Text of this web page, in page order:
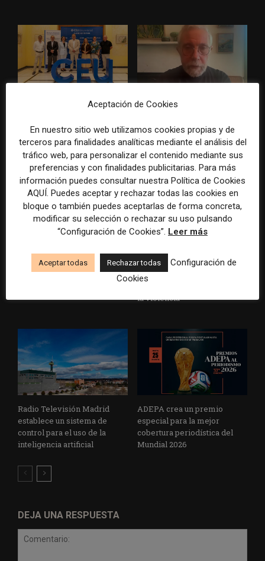
La Universidad CEU
un informe con pautas para
informar sobre el suicidio
Paul Krugman alerta del
multimillonarios sobre los
medios y las plataformas
superávit, pero su
cooperativa pierde 38.542
reconoce cinco historias de
Brasil, España y El Salvador
la violencia
Radio Televisión Madrid
establece un sistema de
control para el uso de la
inteligencia artificial
ADEPA crea un premio
especial para la mejor
cobertura periodística del
Mundial 2026
DEJA UNA RESPUESTA
Aceptación de Cookies
En nuestro sitio web utilizamos cookies propias y de
terceros para finalidades analíticas mediante el análisis del
tráfico web, para personalizar el contenido mediante sus
preferencias y con finalidades publicitarias. Para más
información puedes consultar nuestra Política de Cookies
AQUÍ. Puedes aceptar y rechazar todas las cookies en
bloque o también puedes aceptarlas de forma concreta,
modificar su selección o rechazar su uso pulsando
“Configuración de Cookies”. Leer más
Aceptar todas Rechazar todas
Configuración de
Cookies